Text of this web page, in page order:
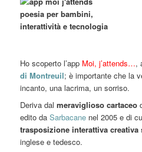
Ho scoperto l’app Moi, j’attends…,
di Montreuil; è importante che la
incanto, una lacrima, un sorriso.
Deriva dalmeraviglioso cartaceo
edito daSarbacane nel 2005 e di
trasposizione interattiva creativa
inglese e tedesco.